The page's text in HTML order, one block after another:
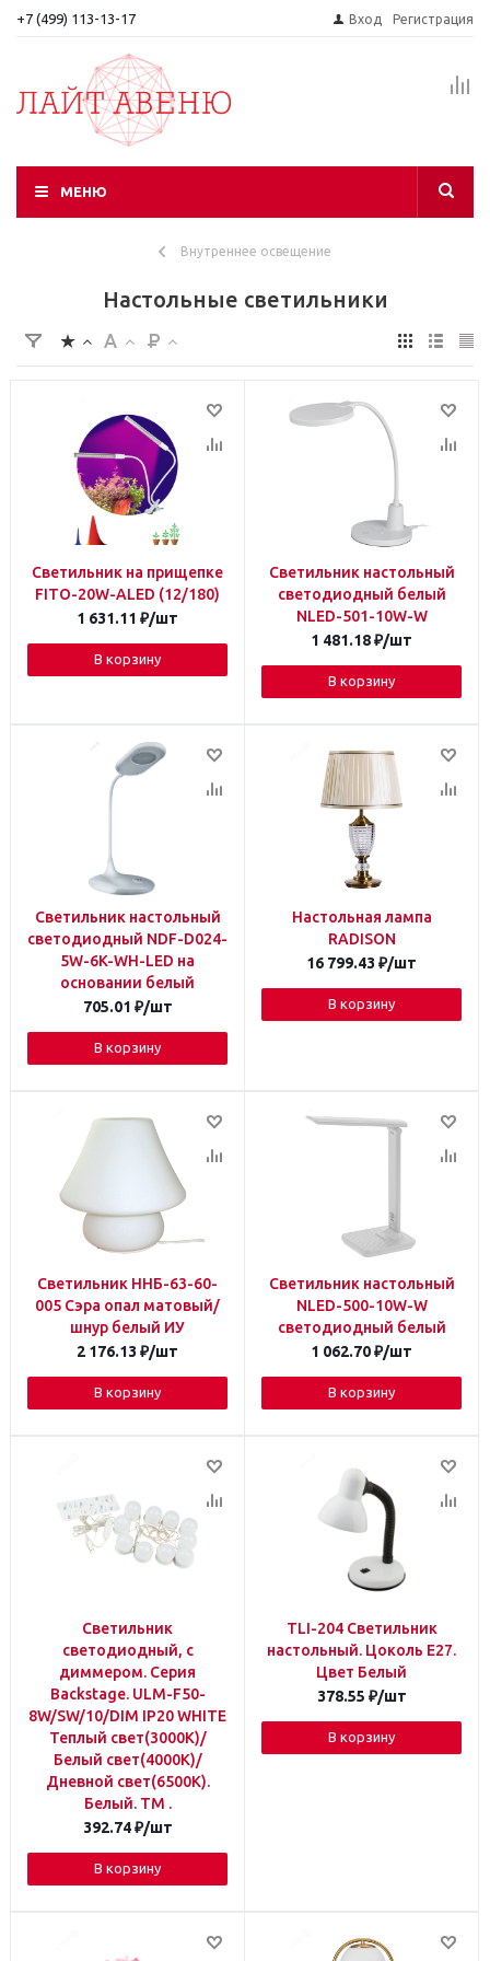
+7 (499) 113-13-17 Вход Регистрация
МЕНЮ
Внутреннее освещение
Настольные светильники
Светильник на прищепке
FITO-20W-АLED (12/180)
1 631.11 ₽/шт
В корзину
Светильник настольный
светодиодный белый
NLED-501-10W-W
1 481.18₽/шт
В корзину
Светильник настольный
светодиодный NDF-D024-
5W-6K-WH-LED на
основании белый
705.01 ₽/шт
В корзину
Настольная лампа
RADISON
16 799.43 ₽/шт
В корзину
Светильник ННБ-63-60-
005 Сэра опал матовый/
шнур белый ИУ
2 176.13 ₽/шт
В корзину
Светильник настольный
NLED-500-10W-W
светодиодный белый
1 062.70₽/шт
В корзину
Светильник
светодиодный, с
диммером. Серия
Backstage. ULM-F50-
8W/SW/10/DIM IP20 WHITE
Теплый свет(3000К)/
Белый свет(4000К)/
Дневной свет(6500К).
Белый. TM .
392.74₽/шт
В корзину
TLI-204 Светильник
настольный. Цоколь E27.
Цвет Белый
378.55 ₽/шт
В корзину